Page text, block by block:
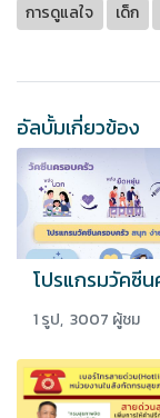
การดูแลใจ เด็ก
อัลบั้มเกี่ยวข้อง
1 รูป, 3007 ผู้ชม